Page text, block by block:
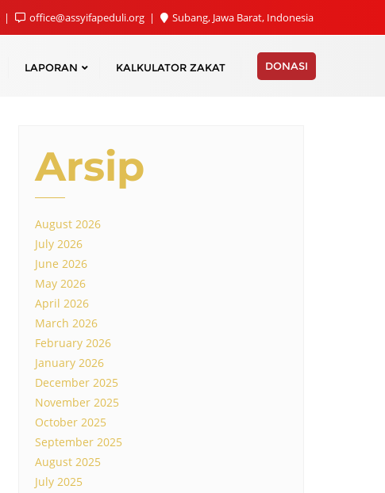
office@assyifapeduli.org Subang, Jawa Barat, Indonesia
LAPORAN KALKULATOR ZAKAT DONASI
Arsip
August 2026
July 2026
June 2026
May 2026
April 2026
March 2026
February 2026
January 2026
December 2025
November 2025
October 2025
September 2025
August 2025
July 2025